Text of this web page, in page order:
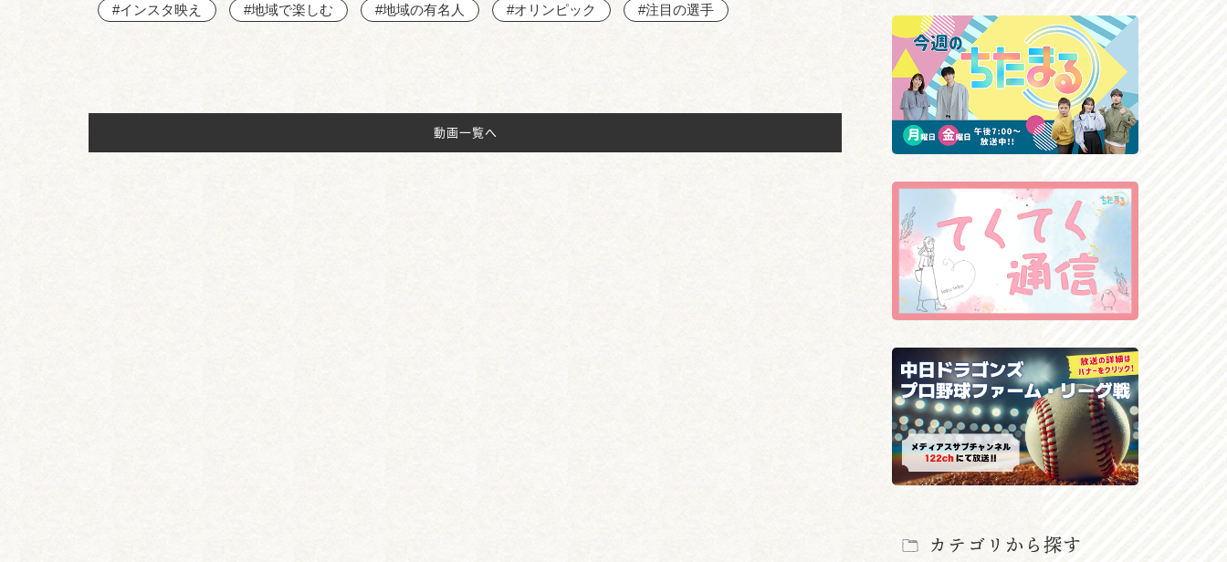
#インスタ映え #地域で楽しむ #地域の有名人 #オリンピック #注目の選手
動画一覧へ
カテゴリから探す